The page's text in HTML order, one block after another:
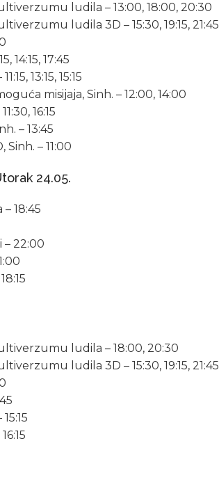
ludila – 13:00, 18:00, 20:30
ludila 3D – 15:30, 19:15, 21:45
14:15, 17:45
13:15, 15:15
misijaja, Sinh. – 12:00, 14:00
16:15
– 13:45
– 11:00
24.05.
18:45
– 22:00
ludila – 18:00, 20:30
ludila 3D – 15:30, 19:15, 21:45